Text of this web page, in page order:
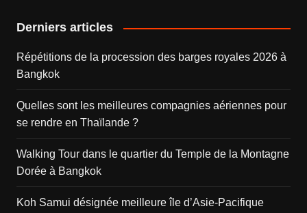
Derniers articles
Répétitions de la procession des barges royales 2026 à
Bangkok
Quelles sont les meilleures compagnies aériennes pour
se rendre en Thaïlande ?
Walking Tour dans le quartier du Temple de la Montagne
Dorée à Bangkok
Koh Samui désignée meilleure île d’Asie-Pacifique